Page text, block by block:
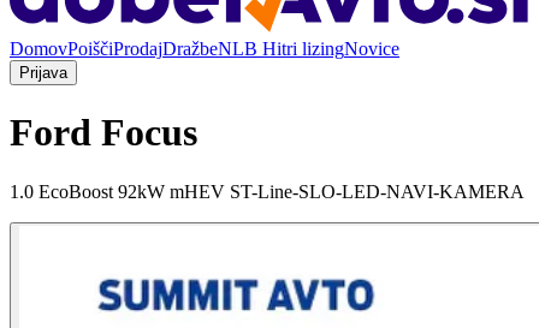
DomovPoiščiProdajDražbeNLB Hitri lizingNovice
Prijava
Ford Focus
1.0 EcoBoost 92kW mHEV ST-Line-SLO-LED-NAVI-KAMERA